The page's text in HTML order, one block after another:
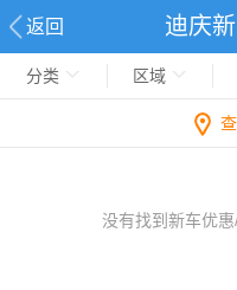
返回 迪庆
分类 区域
没有找到新车优